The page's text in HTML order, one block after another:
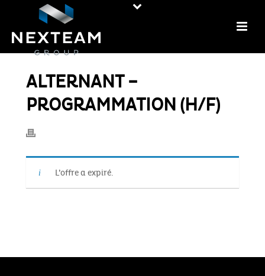
ALTERNANT –
PROGRAMMATION (H/F)
L’offre a expiré.